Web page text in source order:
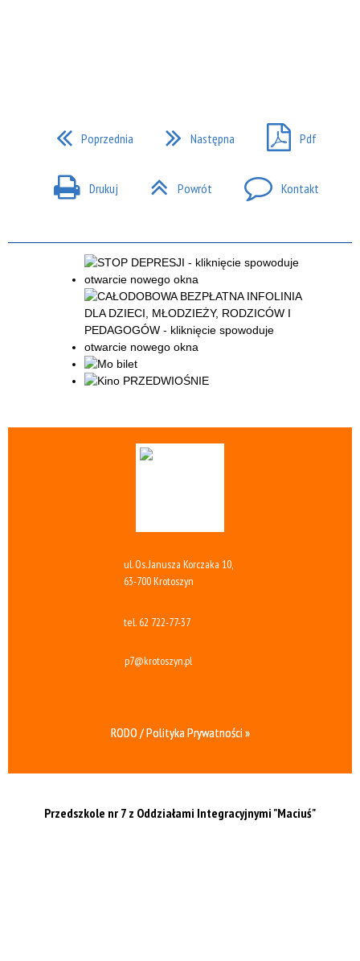
Poprzednia Następna Pdf
Drukuj Powrót Kontakt
ul. Os. Janusza Korczaka 10,
63-700 Krotoszyn
tel. 62 722-77-37
p7@krotoszyn.pl
RODO / Polityka Prywatności »
Przedszkole nr 7 z Oddziałami Integracyjnymi "Maciuś"